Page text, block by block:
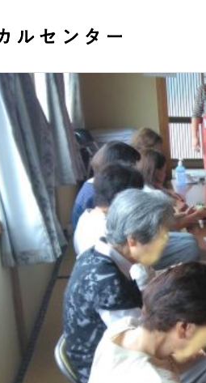
休日夜間応急診療所